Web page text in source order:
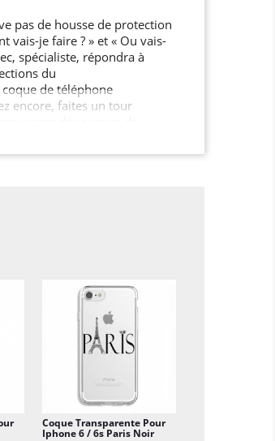
pas de housse de protection
vais-je faire ? » et « Ou vais-
spécialiste, répondra à
du
de téléphone
encore, faites un tour
pour tablette très
univers. Et
s'occupe du reste! Pour
votre film de protection !
Coque Transparente Pour
Iphone 6 / 6s Paris Noir